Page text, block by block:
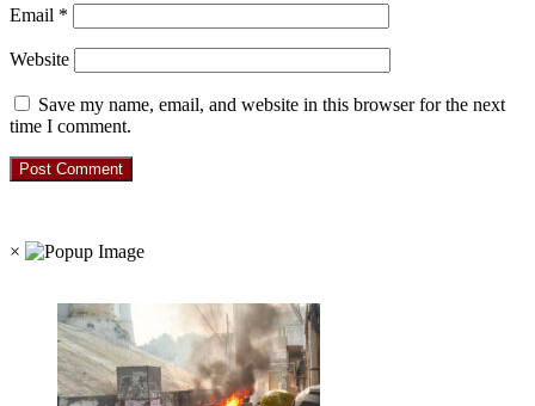
Email *
Website
Save my name, email, and website in this browser for the next
time I comment.
×